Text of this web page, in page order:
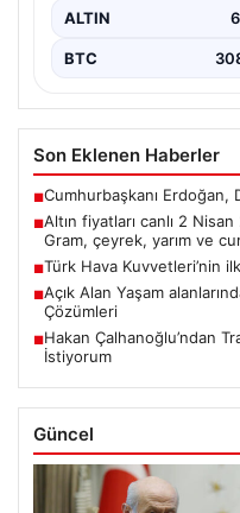
ALTIN
BTC
Son Eklenen Haberler
■Cumhurbaşkanı
■Altın fiyatları canlı 2
Gram, çeyrek, yarım ve
■Türk Hava Kuvvetleri’nin
■Açık Alan Yaşam
Çözümleri
■Hakan Çalhanoğlu’ndan
İstiyorum
Güncel